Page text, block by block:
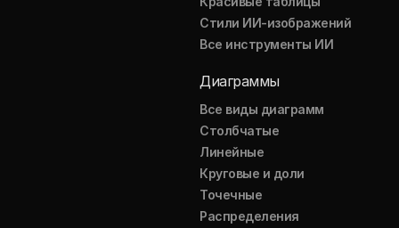
Стили ИИ-изображений
Все инструменты ИИ
Диаграммы
Все виды диаграмм
Столбчатые
Линейные
Круговые и доли
Точечные
Распределения